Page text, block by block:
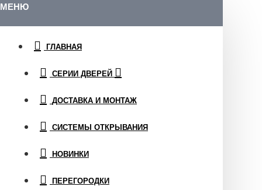
МЕНЮ
ГЛАВНАЯ
СЕРИИ ДВЕРЕЙ
ДОСТАВКА И МОНТАЖ
СИСТЕМЫ ОТКРЫВАНИЯ
НОВИНКИ
ПЕРЕГОРОДКИ